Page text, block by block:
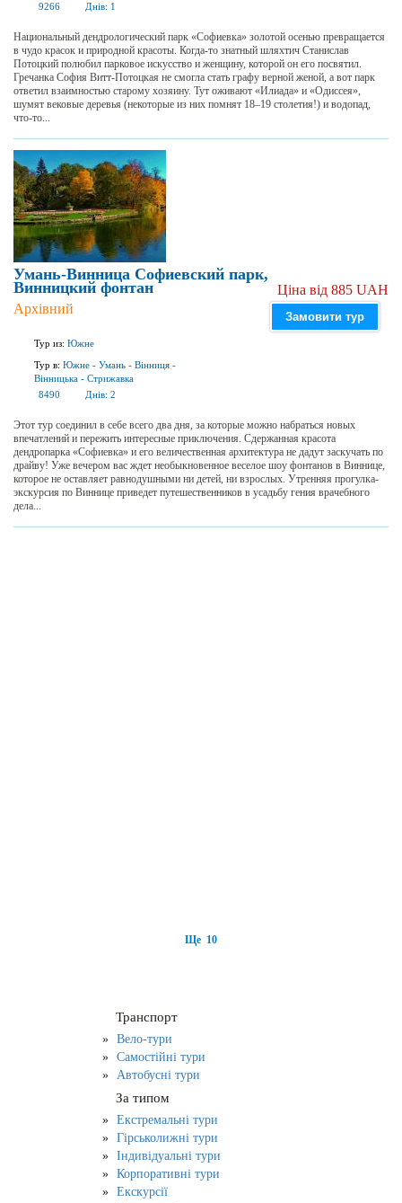
9266
Днів: 1
Национальный дендрологический парк «Софиевка» золотой осенью превращается
в чудо красок и природной красоты. Когда-то знатный шляхтич Станислав
Потоцкий полюбил парковое искусство и женщину, которой он его посвятил.
Гречанка София Витт-Потоцкая не смогла стать графу верной женой, а вот парк
ответил взаимностью старому хозяину. Тут оживают «Илиада» и «Одиссея»,
шумят вековые деревья (некоторые из них помнят 18–19 столетия!) и водопад,
что-то...
Умань-Винница Софиевский парк,
Винницкий фонтан
Архівний
Тур из: Южне
Тур в: Южне - Умань - Вінниця -
Вінницька - Стрижавка
8490
Днів: 2
Ціна від 885 UAH
Замовити тур
Этот тур соединил в себе всего два дня, за которые можно набраться новых
впечатлений и пережить интересные приключения. Сдержанная красота
дендропарка «Софиевка» и его величественная архитектура не дадут заскучать по
драйву! Уже вечером вас ждет необыкновенное веселое шоу фонтанов в Виннице,
которое не оставляет равнодушными ни детей, ни взрослых. Утренняя прогулка-
экскурсия по Виннице приведет путешественников в усадьбу гения врачебного
дела...
Ще 10
Транспорт
Вело-тури
Самостійні тури
Автобусні тури
За типом
Екстремальні тури
Гірськолижні тури
Індивідуальні тури
Корпоративні тури
Екскурсії